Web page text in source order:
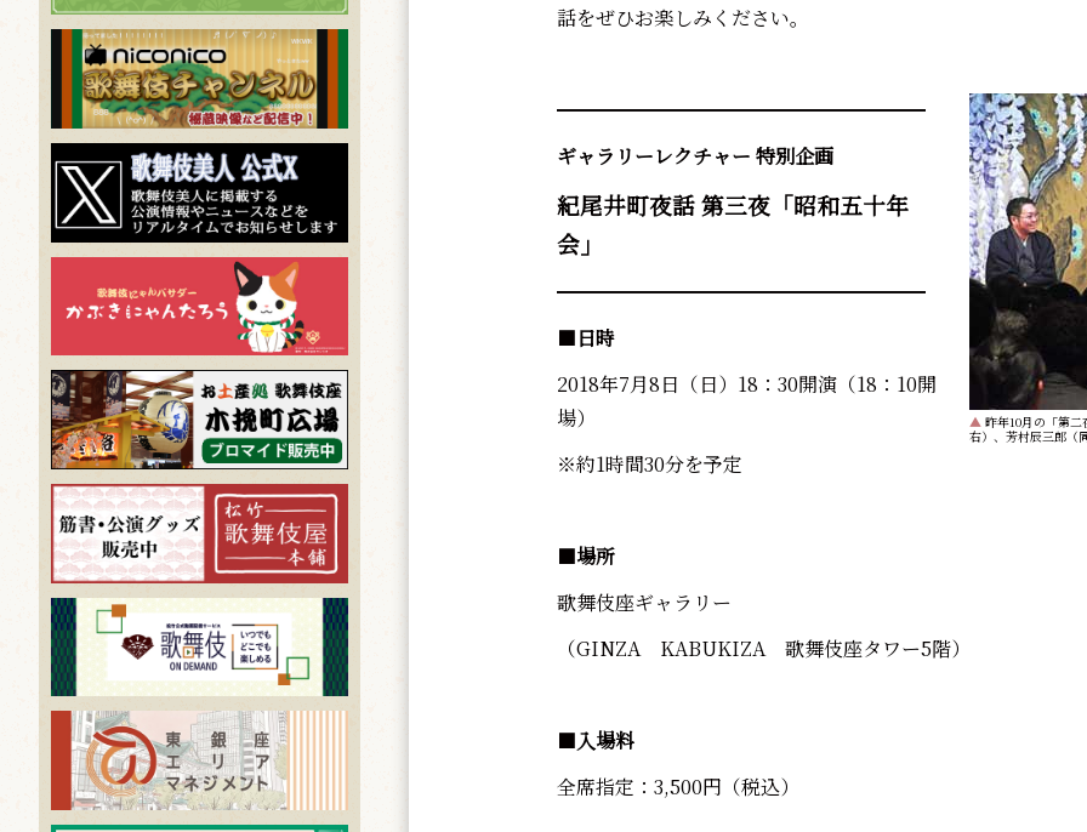
話をぜひお楽しみください。
▲ 昨年10月の「第
右）、芳村辰三郎（
━━━━━━━━━━━━━━━━━━━
ギャラリーレクチャー 特別企画
紀尾井町夜話 第三夜「昭和五十年
会」
━━━━━━━━━━━━━━━━━━━
■日時
2018年7月8日（日）18：30開演（18：10開
場）
※約1時間30分を予定
■場所
歌舞伎座ギャラリー
（GINZA KABUKIZA 歌舞伎座タワー5階）
■入場料
全席指定：3,500円（税込）